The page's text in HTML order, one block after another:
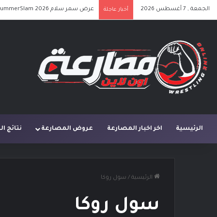
الجمعة , 7 أغسطس 2026 أخبار عاجلة عرض سمر سلام SummerSlam 2026 الليلة الأولى كامل مترجم
الرئيسية اخر اخبار المصارعة عروض المصارعة نتائج
الرئيسية / سول روكا
سول روكا